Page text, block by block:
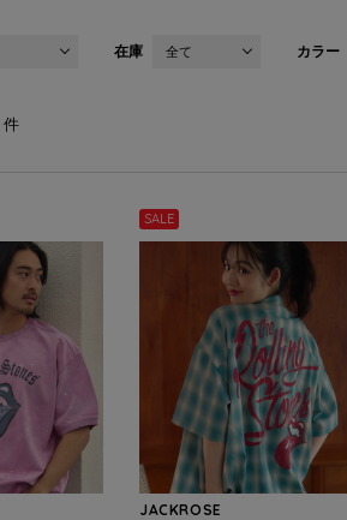
在庫 全て カラー
件
SALE
JACKROSE